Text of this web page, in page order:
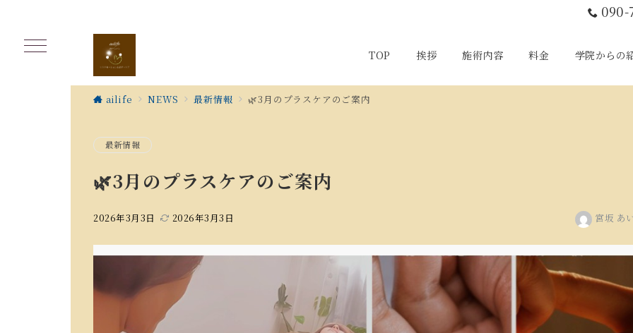
090-
TOP 挨拶 施術内容 料金 学院からの
ailife NEWS 最新情報 🌿3月のプラスケアのご案内
最新情報
🌿3月のプラスケアのご案内
2026年3月3日 2026年3月3日 宮坂 あ